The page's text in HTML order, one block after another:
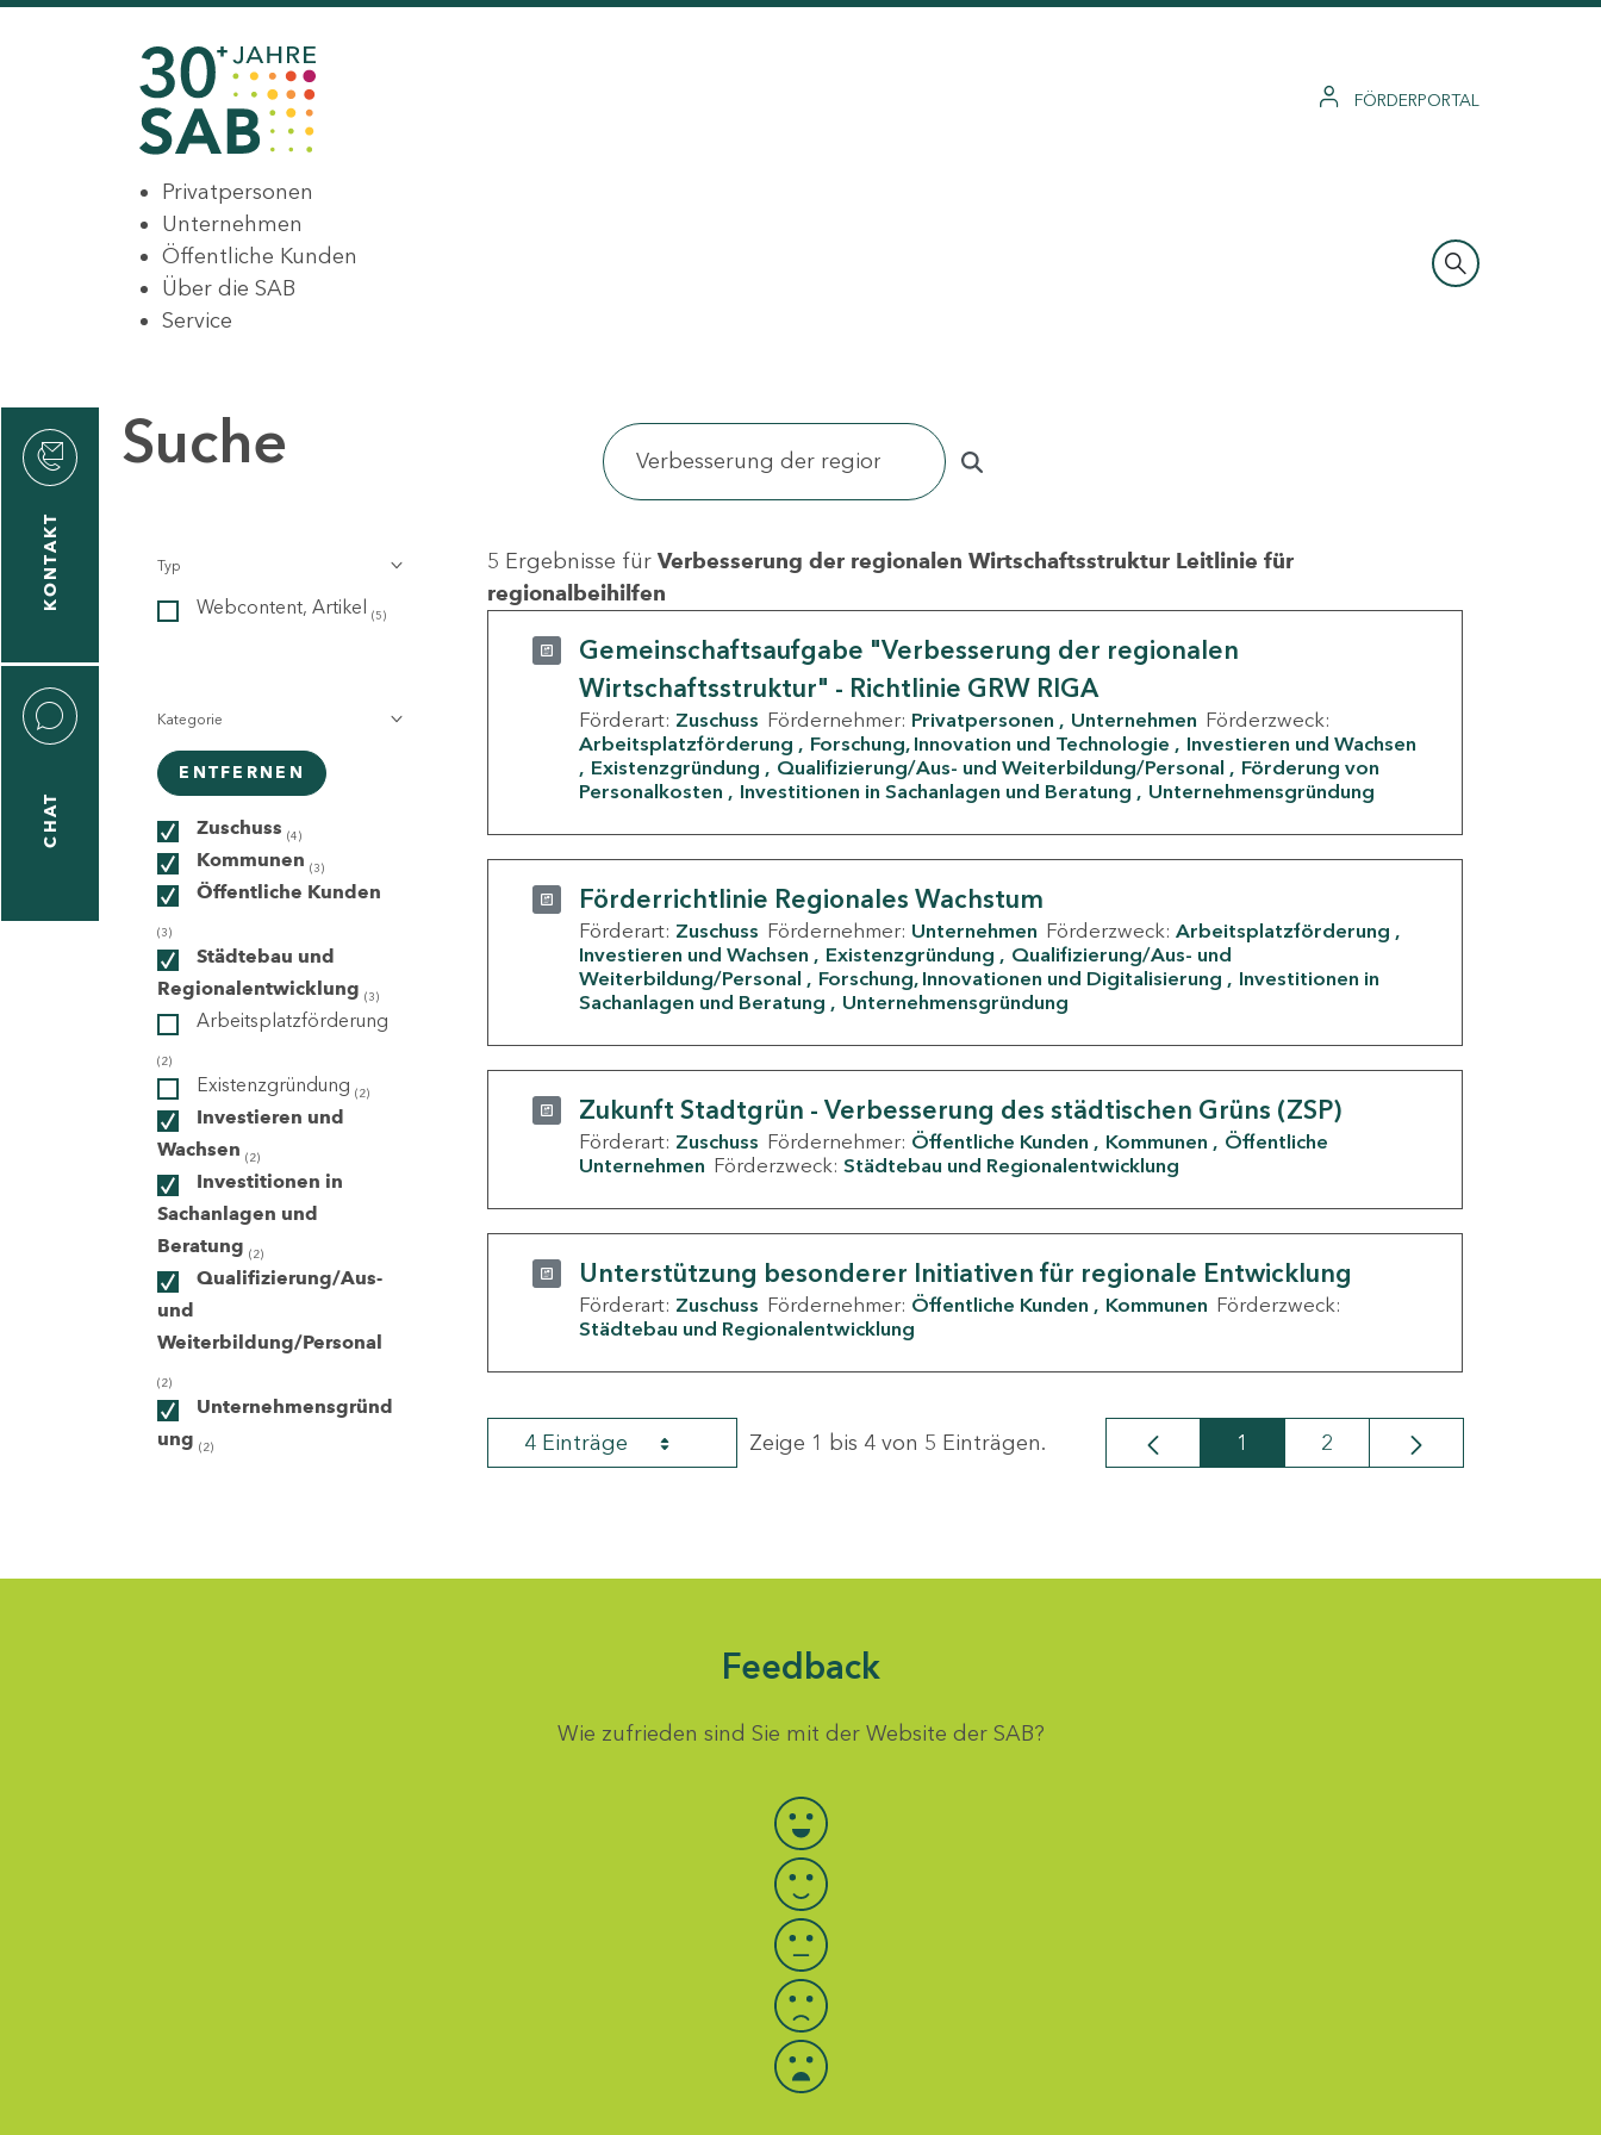
FÖRDERPORTAL
Privatpersonen
Unternehmen
Öffentliche Kunden
Über die SAB
Service
KONTAKT
CHAT
Suche
Typ
Webcontent, Artikel (5)
Kategorie
ENTFERNEN
Zuschuss (4)
Kommunen (3)
Öffentliche Kunden
(3)
Städtebau und
Regionalentwicklung (3)
Arbeitsplatzförderung
(2)
Existenzgründung (2)
Investieren und
Wachsen (2)
Investitionen in
Sachanlagen und
Beratung (2)
Qualifizierung/Aus-
und
Weiterbildung/Personal
(2)
Unternehmensgründ
ung (2)
5 Ergebnisse für Verbesserung der regionalen Wirtschaftsstruktur Leitlinie für
regionalbeihilfen
Gemeinschaftsaufgabe "Verbesserung der regionalen
Wirtschaftsstruktur" - Richtlinie GRW RIGA
Förderart: Zuschuss Fördernehmer: Privatpersonen Unternehmen Förderzweck:
Arbeitsplatzförderung
Forschung, Innovation und Technologie
Investieren und Wachsen
Existenzgründung
Qualifizierung/Aus- und Weiterbildung/Personal
Förderung von
Personalkosten
Investitionen in Sachanlagen und Beratung Unternehmensgründung
Förderrichtlinie Regionales Wachstum
Förderart: Zuschuss Fördernehmer: Unternehmen Förderzweck: Arbeitsplatzförderung
Investieren und Wachsen
Existenzgründung
Qualifizierung/Aus- und
Weiterbildung/Personal
Forschung, Innovationen und Digitalisierung
Investitionen in
Sachanlagen und Beratung
Unternehmensgründung
Zukunft Stadtgrün - Verbesserung des städtischen Grüns (ZSP)
Förderart: Zuschuss Fördernehmer: Öffentliche Kunden Kommunen
Öffentliche
Unternehmen Förderzweck: Städtebau und Regionalentwicklung
Unterstützung besonderer Initiativen für regionale Entwicklung
Förderart: Zuschuss Fördernehmer: Öffentliche Kunden Kommunen Förderzweck:
Städtebau und Regionalentwicklung
4 Einträge Zeige 1 bis 4 von 5 Einträgen. Seite
1 Seite
2
Feedback
Wie zufrieden sind Sie mit der Website der SAB?
Bewertung auswählen